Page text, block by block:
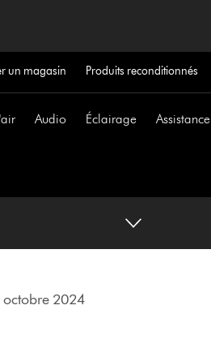
un magasin Produits reconditionnés
Audio Éclairage Assistance
2024